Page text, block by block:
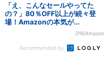
「え、こんなセールやってた
の？」80％OFF以上が続々登
場！Amazonの本気が...
[PR]Amazon
Recommended by